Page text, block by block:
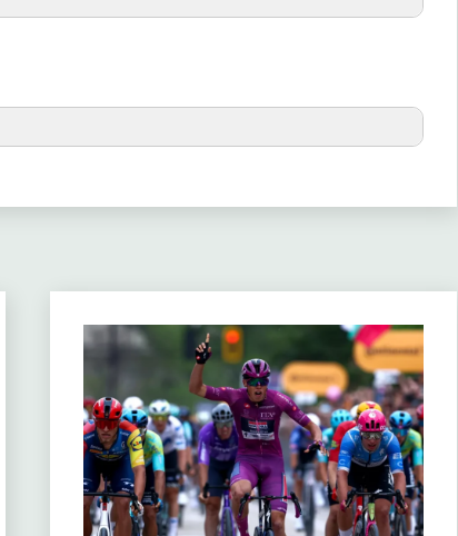
50 12
175 12
125 9
75 9
200 8
125 8
325
Axel 350
300
Neilson 175